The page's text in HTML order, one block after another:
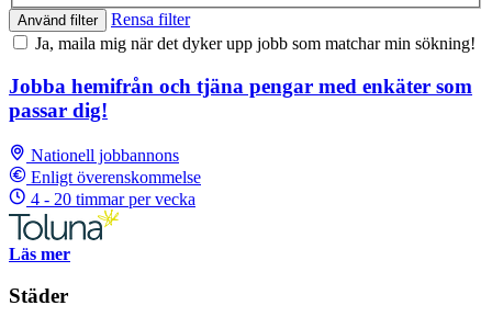
Använd filter
Rensa filter
Ja, maila mig när det dyker upp jobb som matchar min sökning!
Jobba hemifrån och tjäna pengar med enkäter som
passar dig!
Nationell jobbannons
Enligt överenskommelse
4 - 20 timmar per vecka
Läs mer
Städer